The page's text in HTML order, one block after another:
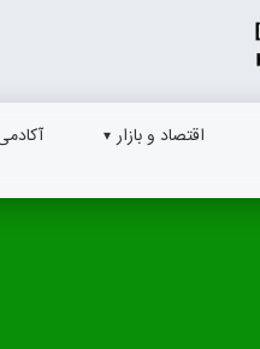
اقتصاد و بازار